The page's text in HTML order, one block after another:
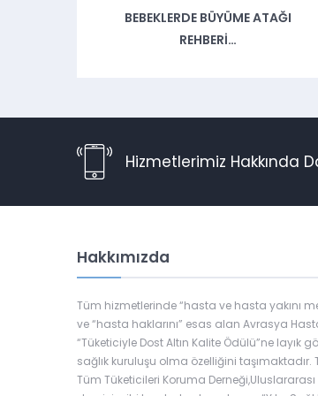
BEBEKLERDE BÜYÜME ATAĞI
REHBERI…
Hizmetlerimiz Hakkında
Hakkımızda
Tüm hizmetlerinde “hasta ve hasta yakını
ve “hasta haklarını” esas alan Avrasya
“Tüketiciyle Dost Altın Kalite Ödülü”ne layık
sağlık kuruluşu olma özelliğini taşımaktadır.
Tüm Tüketicileri Koruma Derneği,Uluslararası